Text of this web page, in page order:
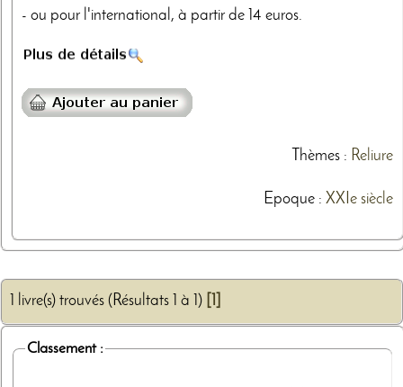
- ou pour l'international, à partir de 14 euros.
Thèmes: Reliure
Epoque : XXIe siècle
1 livre(s) trouvés (Résultats 1 à 1)
Classement :